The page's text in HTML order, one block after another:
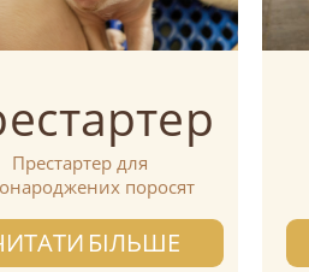
Престартер для
поросят
БІЛЬШЕ